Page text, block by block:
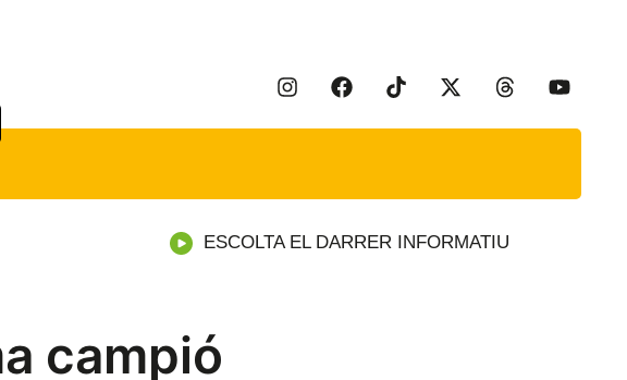
ESCOLTA EL DARRER INFORMATIU
campió